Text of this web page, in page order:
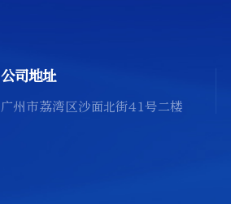
公司地址
广州市荔湾区沙面北街41号二楼